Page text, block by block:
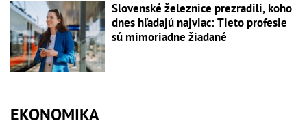
Slovenské železnice prezradili, koho
dnes hľadajú najviac: Tieto profesie
sú mimoriadne žiadané
EKONOMIKA